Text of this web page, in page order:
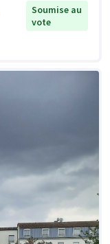
Soumise au
vote